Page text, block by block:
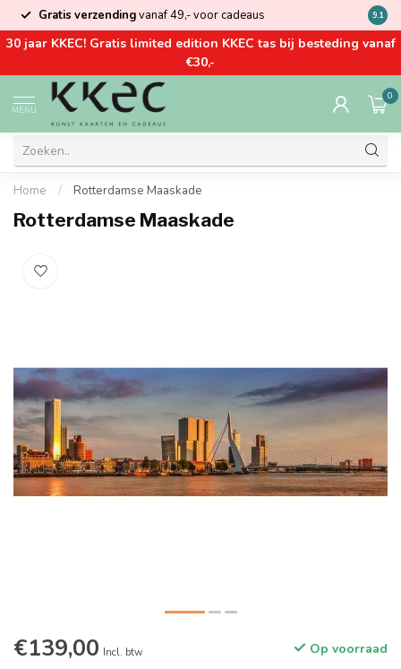
Gratis verzendingvanaf 49,- voor cadeaus Kom
9.1
30 jaar KKEC! Gratis limited edition KKEC tas bij besteding vanaf
€30,-
MENU
0
Home / Rotterdamse Maaskade
Rotterdamse Maaskade
€139,00 Incl. btw Op voorraad